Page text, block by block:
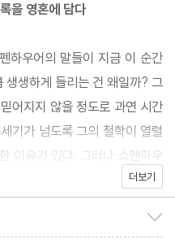
을 영혼에 담다
하우어의 말들이 지금 이 순간
생생하게 들리는 건 왜일까? 그
어지지 않을 정도로 과연 시간
기가 넘도록 그의 철학이 열렬
이유가 있다. 그러나 쇼펜하우
것은 아니다. 첫 저서인 『의지
가』를 새로 출간했는데, 쉽고
더보기